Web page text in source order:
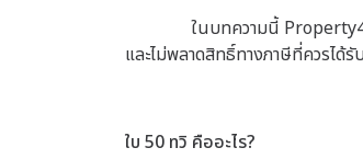
ในบทความนี้
และไม่พลาดสิทธิ์ทางภาษีที่ควรได้รับ
ใบ 50 ทวิ คืออะไร?